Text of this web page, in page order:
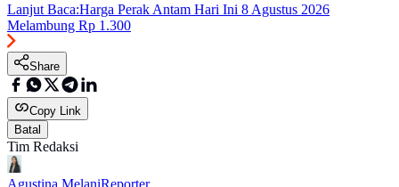
Lanjut Baca:Harga Perak Antam Hari Ini 8 Agustus 2026
Melambung Rp 1.300
Share
Copy Link
Batal
Tim Redaksi
Agustina MelaniReporter